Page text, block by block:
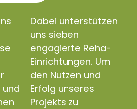
Dabei unterstützen
uns sieben
engagierte Reha-
Einrichtungen. Um
den Nutzen und
Erfolg unseres
Projekts zu